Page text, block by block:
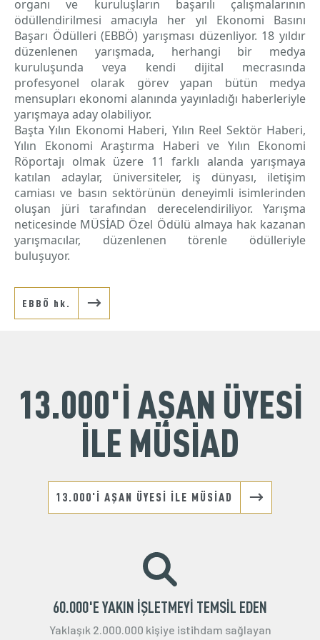
organı ve kuruluşların başarılı çalışmalarının
ödüllendirilmesi amacıyla her yıl Ekonomi Basını
Başarı Ödülleri (EBBÖ) yarışması düzenliyor. 18 yıldır
düzenlenen yarışmada,
herhangi bir medya
kuruluşunda veya kendi dijital mecrasında
profesyonel olarak görev yapan bütün medya
mensupları ekonomi alanında yayınladığı haberleriyle
yarışmaya aday olabiliyor.
Başta Yılın Ekonomi Haberi, Yılın Reel Sektör Haberi,
Yılın Ekonomi Araştırma Haberi ve Yılın Ekonomi
Röportajı olmak üzere 11 farklı alanda yarışmaya
katılan adaylar, üniversiteler, iş dünyası, iletişim
camiası ve basın sektörünün deneyimli isimlerinden
oluşan jüri tarafından derecelendiriliyor. Yarışma
neticesinde MÜSİAD Özel Ödülü almaya hak kazanan
yarışmacılar, düzenlenen törenle ödülleriyle
buluşuyor.
EBBÖ hk.
13.000'İ AŞAN ÜYESİ
İLE MÜSİAD
13.000'İ AŞAN ÜYESİ İLE MÜSİAD
60.000'E YAKIN İŞLETMEYİ TEMSİL EDEN
Yaklaşık 2.000.000 kişiye istihdam sağlayan